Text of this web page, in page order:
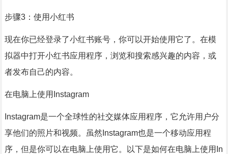
步骤3：使用小红书
现在你已经登录了小红书账号，你可以开始使用它了。在模
拟器中打开小红书应用程序，浏览和搜索感兴趣的内容，或
者发布自己的内容。
在电脑上使用Instagram
Instagram是一个全球性的社交媒体应用程序，它允许用户分
享他们的照片和视频。虽然Instagram也是一个移动应用程
序，但是你可以在电脑上使用它。以下是如何在电脑上使用In